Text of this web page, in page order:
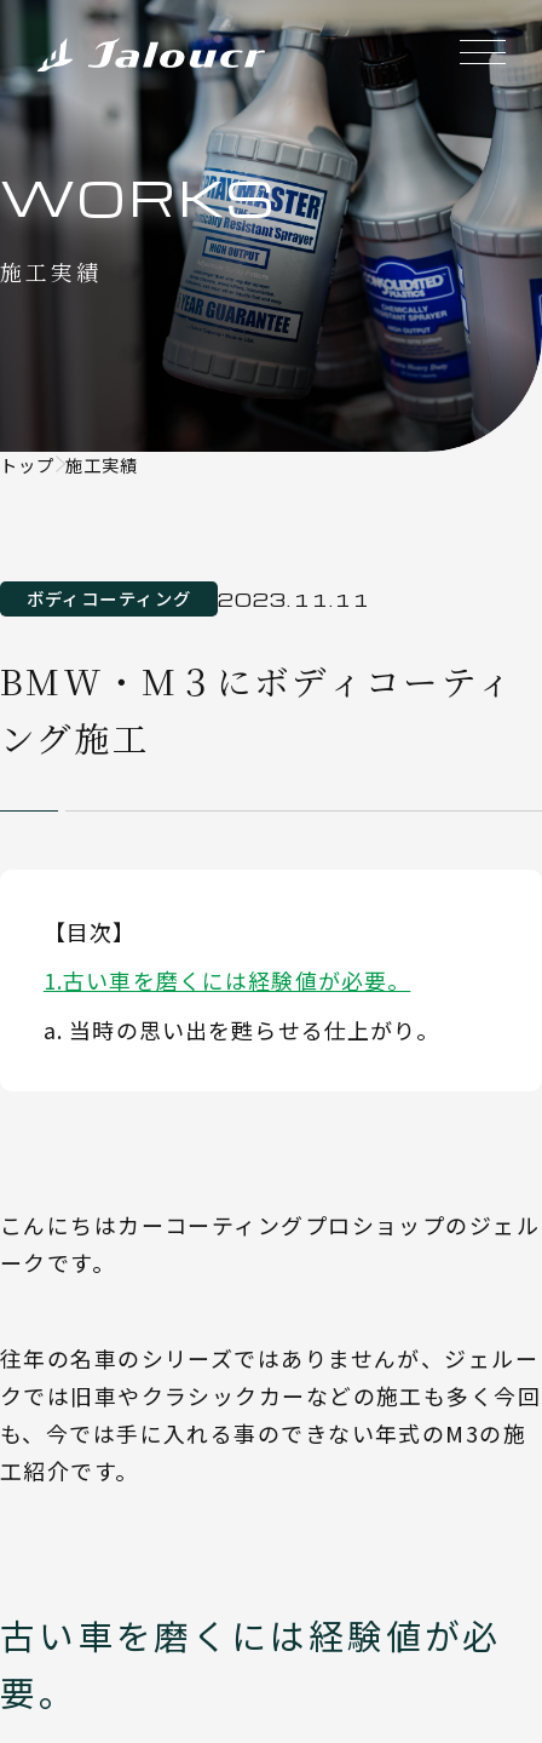
WORKS
施工実績
トップ 施工実績
ボディコーティング 2023.11.11
BMW・M３にボディコーティ
ング施工
【目次】
古い車を磨くには経験値が必要。
当時の思い出を甦らせる仕上がり。
こんにちはカーコーティングプロショップのジェル
ークです。
往年の名車のシリーズではありませんが、ジェルー
クでは旧車やクラシックカーなどの施工も多く今回
も、今では手に入れる事のできない年式のM3の施
工紹介です。
古い車を磨くには経験値が必
要。